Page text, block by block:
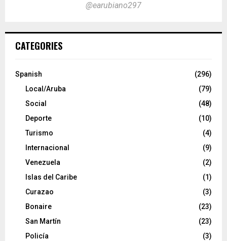
@earubiano297
CATEGORIES
Spanish
(296)
Local/Aruba
(79)
Social
(48)
Deporte
(10)
Turismo
(4)
Internacional
(9)
Venezuela
(2)
Islas del Caribe
(1)
Curazao
(3)
Bonaire
(23)
San Martín
(23)
Policía
(3)